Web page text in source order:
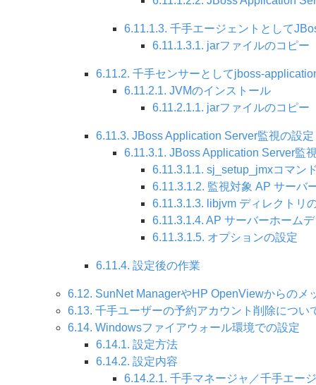
6.11.1.3. 千手エージェントとして
6.11.1.3.1. jarファイルのコピー
6.11.2. 千手センサーとしてjboss-
6.11.2.1. JVMのインストール
6.11.2.1.1. jarファイルのコピー
6.11.3. JBoss Application Server監視の設定
6.11.3.1. JBoss Application Server監
6.11.3.1.1. sj_setup_jmxコマン
6.11.3.1.2. 監視対象 AP サーバ
6.11.3.1.3. libjvm ディレクトリ
6.11.3.1.4. AP サーバーホーム
6.11.3.1.5. オプションの設定
6.11.4. 設定後の作業
6.12. SunNet ManagerやHP OpenViewからのメ
6.13. 千手ユーザーの予約アカウント削除につい
6.14. Windowsファイアウォール環境での設定
6.14.1. 設定方法
6.14.2. 設定内容
6.14.2.1. 千手マネージャ／千手エー